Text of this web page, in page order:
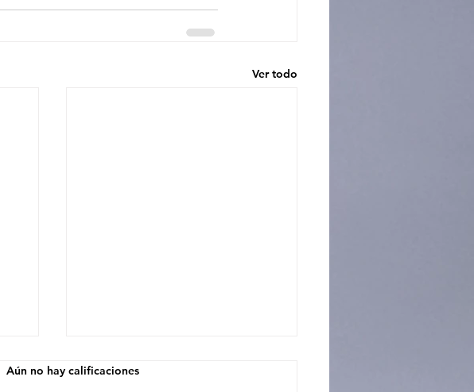
Ver todo
5 estrellas.
Aún no hay calificaciones